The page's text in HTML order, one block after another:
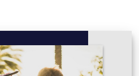
việc tốt hơn khi bạn trở về quê hương.
có thể giúp bạn chuẩn bị cho các
như các khóa học tiếng Anh IELTS,
học thuật.